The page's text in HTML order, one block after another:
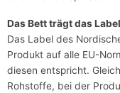
Das Bett trägt das
Das Label des
Produkt auf alle EU-
diesen entspricht.
Rohstoffe, bei der